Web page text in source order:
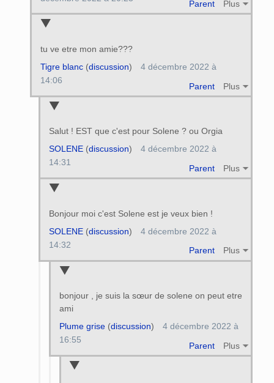
Parent Plus
tu ve etre mon amie???
Parent Plus
Tigre blanc(discussion)
4 décembre 2022 à
14:06
Salut ! EST que c'est pour Solene ? ou Orgia
Parent Plus
SOLENE(discussion)
4 décembre 2022 à
14:31
Bonjour moi c'est Solene est je veux bien !
Parent Plus
SOLENE(discussion)
4 décembre 2022 à
14:32
bonjour , je suis la sœur de solene on peut etre
ami
Parent Plus
Plume grise(discussion)
4 décembre 2022 à
16:55